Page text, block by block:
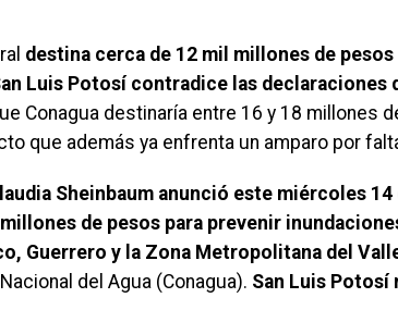
destina cerca de 12 mil millones de
Luis Potosí contradice las declaraciones
Conagua destinaría entre 16 y 18 millones
que además ya enfrenta un amparo por
Sheinbaum anunció este miércoles
de pesos para prevenir
Guerrero y la Zona Metropolitana del
del Agua (Conagua). San Luis Potosí